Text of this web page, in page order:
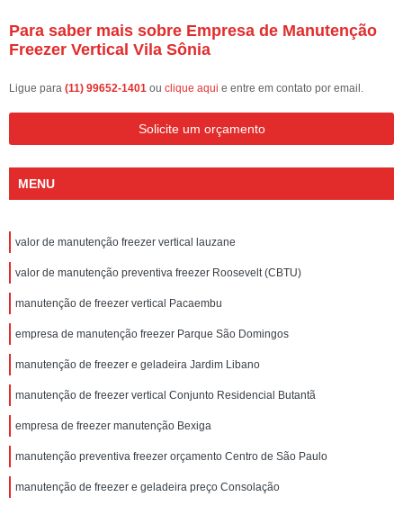
Para saber mais sobre Empresa de Manutenção
Freezer Vertical Vila Sônia
Ligue para (11) 99652-1401 ou clique aqui e entre em contato por email.
Solicite um orçamento
MENU
valor de manutenção freezer vertical lauzane
valor de manutenção preventiva freezer Roosevelt (CBTU)
manutenção de freezer vertical Pacaembu
empresa de manutenção freezer Parque São Domingos
manutenção de freezer e geladeira Jardim Libano
manutenção de freezer vertical Conjunto Residencial Butantã
empresa de freezer manutenção Bexiga
manutenção preventiva freezer orçamento Centro de São Paulo
manutenção de freezer e geladeira preço Consolação